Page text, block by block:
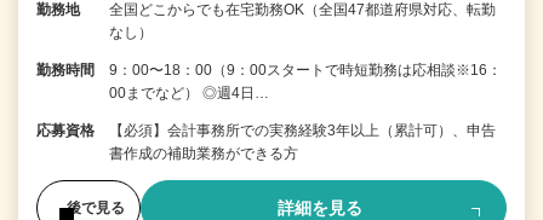
勤務地
全国どこからでも在宅勤務OK（全国47都道府県対応、転勤
なし）
勤務時間
9：00〜18：00（9：00スタートで時短勤務は応相談※16：
00までなど） ◎週4日…
応募資格
【必須】会計事務所での実務経験3年以上（累計可）、申告
書作成の補助業務ができる方
後で見る 詳細を見る